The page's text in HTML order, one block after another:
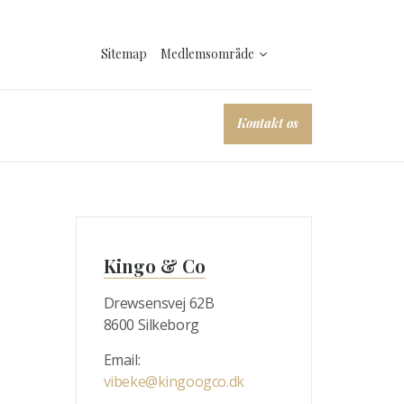
Kontakt os
Sitemap Medlemsområde
Kingo & Co
Drewsensvej 62B
8600 Silkeborg
Email:
vibeke@kingoogco.dk